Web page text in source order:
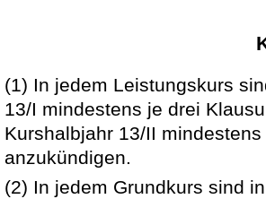
(1) In jedem Leistungskurs
13/I mindestens je drei
Kurshalbjahr 13/II
anzukündigen.
(2) In jedem Grundkurs sind